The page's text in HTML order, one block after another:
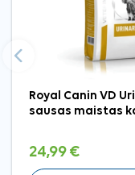
Royal Canin VD
sausas maistas
24,99 €
Ankstesnis